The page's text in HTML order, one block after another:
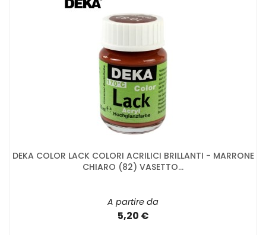
DEKA COLOR LACK COLORI ACRILICI BRILLANTI - MARRONE
CHIARO (82) VASETTO...
A partire da
5,20 €